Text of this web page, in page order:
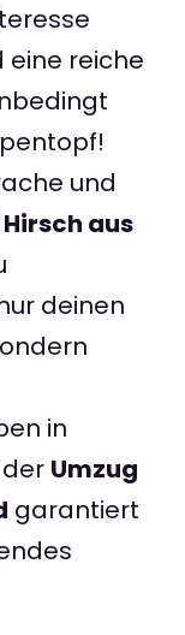
eine reiche
und
aus
deinen
in
Umzug
garantiert